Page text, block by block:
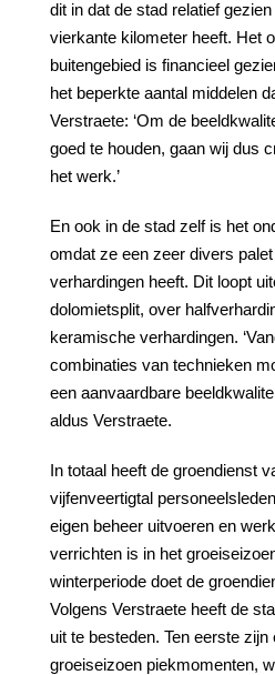
dit in dat de stad relatief
vierkante kilometer heeft. Het
buitengebied is financieel
het beperkte aantal middelen
Verstraete: ‘Om de
goed te houden, gaan wij dus
het werk.’
En ook in de stad zelf is het
omdat ze een zeer divers
verhardingen heeft. Dit loopt
dolomietsplit, over
keramische verhardingen.
combinaties van technieken
een aanvaardbare
aldus Verstraete.
In totaal heeft de groendienst
vijfenveertigtal
eigen beheer uitvoeren en
verrichten is in het
winterperiode doet de
Volgens Verstraete heeft de
uit te besteden. Ten eerste zijn
groeiseizoen piekmomenten,